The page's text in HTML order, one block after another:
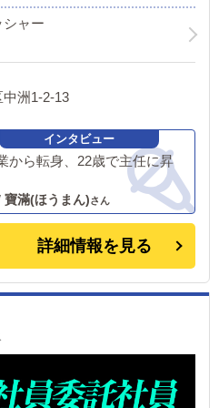
ャー
洲1-2-13
から転身、22歳で主任に昇
寶滿(ほうまん)
詳細情報を見る